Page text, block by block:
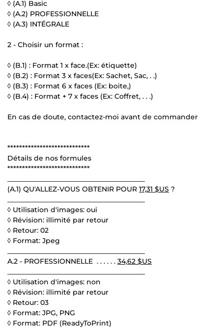
◊ (A.1) Basic
◊ (A.2) PROFESSIONNELLE
◊ (A.3) INTÉGRALE
2 - Choisir un format :
◊ (B.1) : Format 1 x face.(Ex: étiquette)
◊ (B.2) : Format 3 x faces(Ex: Sachet, Sac, . .)
◊ (B.3) : Format 6 x faces (Ex: boite,)
◊ (B.4) : Format + 7 x faces (Ex: Coffret, . . .)
En cas de doute, contactez-moi avant de commander
****************************
Détails de nos formules
****************************
(A.1) QU'ALLEZ-VOUS OBTENIR POUR 17,31 $US ?
◊ Utilisation d'images: oui
◊ Révision: illimité par retour
◊ Retour: 02
◊ Format: Jpeg
A.2 - PROFESSIONNELLE . . . . . . 34,62 $US
◊ Utilisation d'images: non
◊ Révision: illimité par retour
◊ Retour: 03
◊ Format: JPG, PNG
◊ Format: PDF (ReadyToPrint)